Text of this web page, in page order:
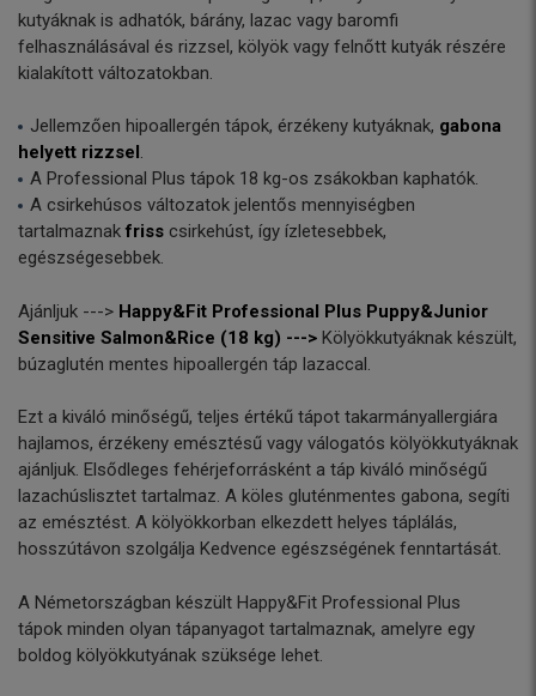
kutyáknak is adhatók, bárány, lazac vagy baromfi
felhasználásával és rizzsel, kölyök vagy felnőtt kutyák részére
kialakított változatokban.
Jellemzően hipoallergén tápok, érzékeny kutyáknak, gabona
helyett rizzsel.
A Professional Plus tápok 18 kg-os zsákokban kaphatók.
A csirkehúsos változatok jelentős mennyiségben
tartalmaznakfriss csirkehúst, így ízletesebbek,
egészségesebbek.
Ajánljuk ---> Happy&Fit Professional Plus Puppy&Junior
Sensitive Salmon&Rice (18 kg) ---> Kölyökkutyáknak készült,
búzaglutén mentes hipoallergén táp lazaccal.
Ezt a kiváló minőségű, teljes értékű tápot takarmányallergiára
hajlamos, érzékeny emésztésű vagy válogatós kölyökkutyáknak
ajánljuk. Elsődleges fehérjeforrásként a táp kiváló minőségű
lazachúslisztet tartalmaz. A köles gluténmentes gabona, segíti
az emésztést. A kölyökkorban elkezdett helyes táplálás,
hosszútávon szolgálja Kedvence egészségének fenntartását.
A Németországban készült Happy&Fit Professional Plus
tápok minden olyan tápanyagot tartalmaznak, amelyre egy
boldog kölyökkutyának szüksége lehet.